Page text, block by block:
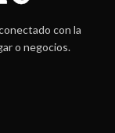
con la
o negocios.